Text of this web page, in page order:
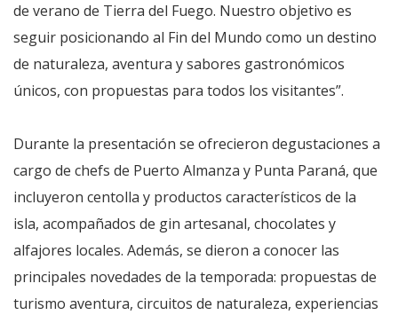
de verano de Tierra del Fuego. Nuestro objetivo es
seguir posicionando al Fin del Mundo como un destino
de naturaleza, aventura y sabores gastronómicos
únicos, con propuestas para todos los visitantes”.
Durante la presentación se ofrecieron degustaciones a
cargo de chefs de Puerto Almanza y Punta Paraná, que
incluyeron centolla y productos característicos de la
isla, acompañados de gin artesanal, chocolates y
alfajores locales. Además, se dieron a conocer las
principales novedades de la temporada: propuestas de
turismo aventura, circuitos de naturaleza, experiencias